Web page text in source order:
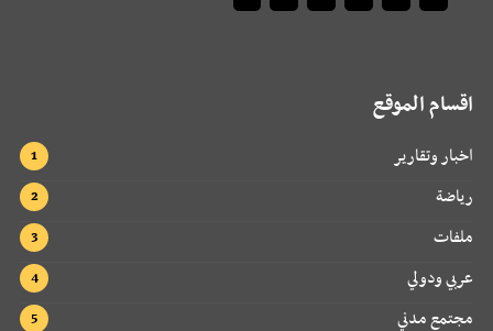
اقسام الموقع
اخبار وتقارير
رياضة
ملفات
عربي ودولي
مجتمع مدني